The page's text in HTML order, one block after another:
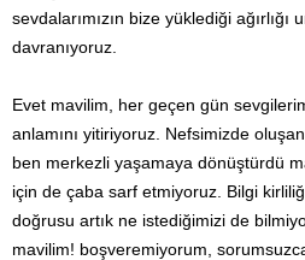
sevdalarımızın bize yüklediği
davranıyoruz.
Evet mavilim, her geçen gün
anlamını yitiriyoruz. Nefsimizde
ben merkezli yaşamaya dönüştürdü
için de çaba sarf etmiyoruz. Bilgi
doğrusu artık ne istediğimizi de
mavilim! boşveremiyorum,